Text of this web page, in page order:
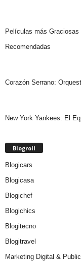
Películas más
Recomendadas
Corazón Serrano:
New York Yankees: El
Blogroll
Blogicars
Blogicasa
Blogichef
Blogichics
Blogitecno
Blogitravel
Marketing Digital &